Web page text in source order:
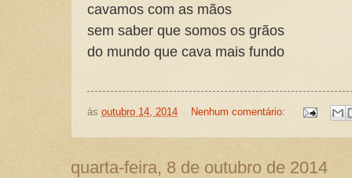
cavamos com as mãos
sem saber que somos os grãos
do mundo que cava mais fundo
às outubro 14, 2014 Nenhum comentário:
quarta-feira, 8 de outubro de 2014